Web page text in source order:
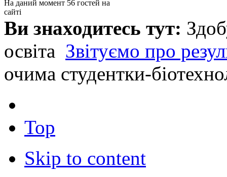
На даний момент 56 гостей на
сайті
Ви знаходитесь тут:
освіта Звітуємо про
очима студентки-
Top
Skip to content